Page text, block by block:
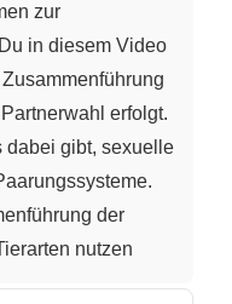
zur
in diesem Video
erfolgt.
dabei gibt, sexuelle
der
nutzen